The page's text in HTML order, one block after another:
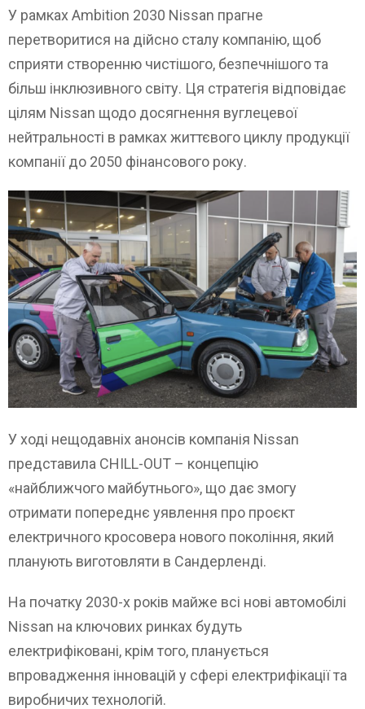
У рамках Ambition 2030 Nissan прагне
перетворитися на дійсно сталу компанію, щоб
сприяти створенню чистішого, безпечнішого та
більш інклюзивного світу. Ця стратегія відповідає
цілям Nissan щодо досягнення вуглецевої
нейтральності в рамках життєвого циклу продукції
компанії до 2050 фінансового року.
У ході нещодавніх анонсів компанія Nissan
представила CHILL-OUT – концепцію
«найближчого майбутнього», що дає змогу
отримати попереднє уявлення про проєкт
електричного кросовера нового покоління, який
планують виготовляти в Сандерленді.
На початку 2030-х років майже всі нові автомобілі
Nissan на ключових ринках будуть
електрифіковані, крім того, планується
впровадження інновацій у сфері електрифікації та
виробничих технологій.